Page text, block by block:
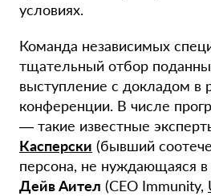
условиях.
Команда независимых
тщательный отбор
выступление с докладом в
конференции. В числе
— такие известные
Касперски (бывший
персона, не нуждающаяся в
Дейв Аител (CEO Immunity,